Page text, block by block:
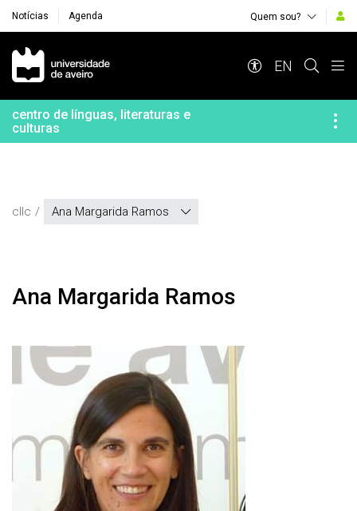
Notícias Agenda Quem sou?
Navegação Principal
EN
centro de línguas, literaturas e
culturas
cllc Ana Margarida Ramos
Ana Margarida Ramos